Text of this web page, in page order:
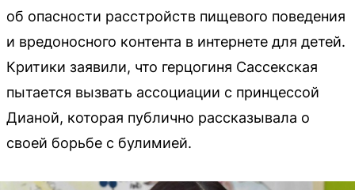
об опасности расстройств пищевого поведения
и вредоносного контента в интернете для детей.
Критики заявили, что герцогиня Сассекская
пытается вызвать ассоциации с принцессой
Дианой, которая публично рассказывала о
своей борьбе с булимией.